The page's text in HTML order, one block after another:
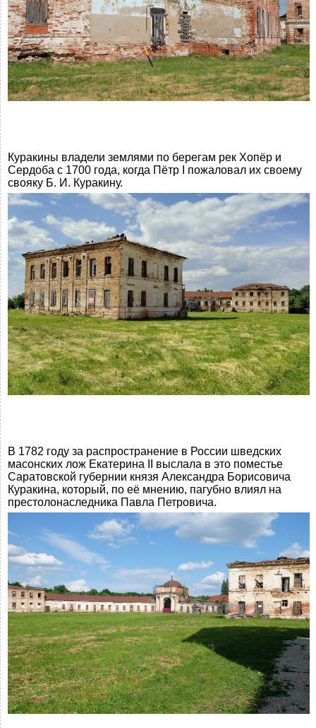
Куракины владели землями по берегам рек Хопёр и
Сердоба с 1700 года, когда Пётр I пожаловал их своему
свояку Б. И. Куракину.
В 1782 году за распространение в России шведских
масонских лож Екатерина II выслала в это поместье
Саратовской губернии князя Александра Борисовича
Куракина, который, по её мнению, пагубно влиял на
престолонаследника Павла Петровича.